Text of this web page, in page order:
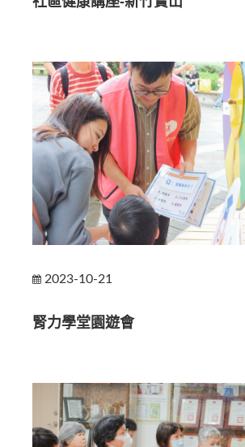
2023-10-21
腎力學堂園遊會